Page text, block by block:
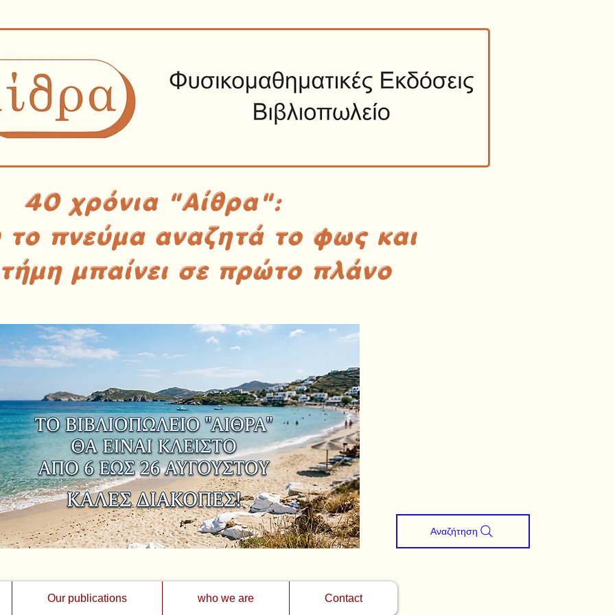
40 χρόνια "Αίθρα":
το πνεύμα αναζητά το φως και
μπαίνει σε πρώτο πλάνο
Our publications who we are Contact
Αναζήτηση